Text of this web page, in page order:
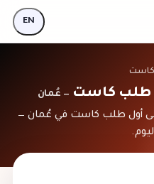
EN
كاست
طلب كاست — عُمان
أول طلب كاست في عُمان —